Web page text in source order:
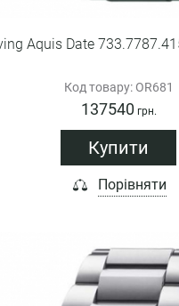
Aquis Date
Код товару: OR681
137540 грн.
Купити
Порівняти